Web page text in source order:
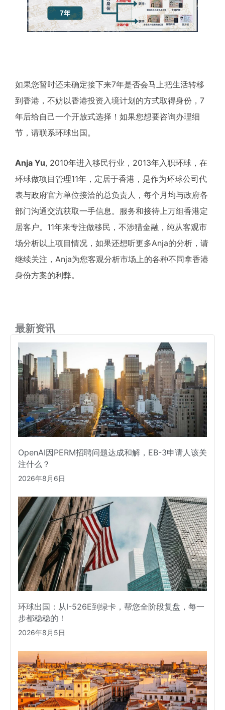
如果您暂时还未确定接下来7年是否会马上把生活转移
到香港，不妨以香港投资入境计划的方式取得身份，7
年后给自己一个开放式选择！如果您想要咨询办理细
节，请联系环球出国。
Anja Yu, 2010年进入移民行业，2013年入职环球，在
环球做项目管理11年，定居于香港，是作为环球公司代
表与政府官方单位接洽的总负责人，每个月均与政府各
部门沟通交流获取一手信息。服务和接待上万组香港定
居客户。11年来专注做移民，不涉猎金融，纯从客观市
场分析以上项目情况，如果还想听更多Anja的分析，请
继续关注，Anja为您客观分析市场上的各种不同拿香港
身份方案的利弊。
最新资讯
OpenAI因PERM招聘问题达成和解，EB-3申请人该关
注什么？
2026年8月6日
环球出国：从I-526E到绿卡，帮您全阶段复盘，每一
步都稳稳的！
2026年8月5日